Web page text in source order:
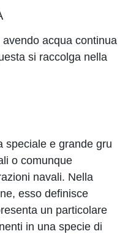
acqua continua
si raccolga nella
speciale e grande gru
o comunque
navali. Nella
esso definisce
un particolare
in una specie di